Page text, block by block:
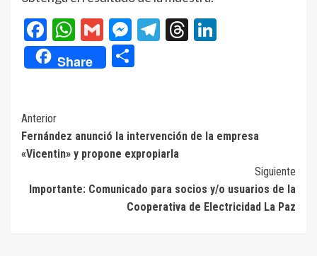
Facebook
WhatsApp
GmailMessenger
Telegram
Threads
Share
Navegación
de
entradas
Anterior
Fernández anunció la intervención de la empresa
«Vicentin» y propone expropiarla
Siguiente
Importante: Comunicado para socios y/o usuarios de la
Cooperativa de Electricidad La Paz